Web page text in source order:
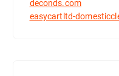
deconds.com
easycartltd-